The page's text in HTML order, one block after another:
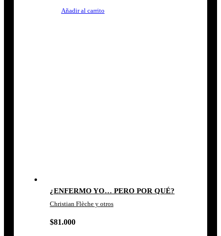
Añadir al carrito
¿ENFERMO YO… PERO POR QUÉ?
Christian Flèche y otros
$81.000